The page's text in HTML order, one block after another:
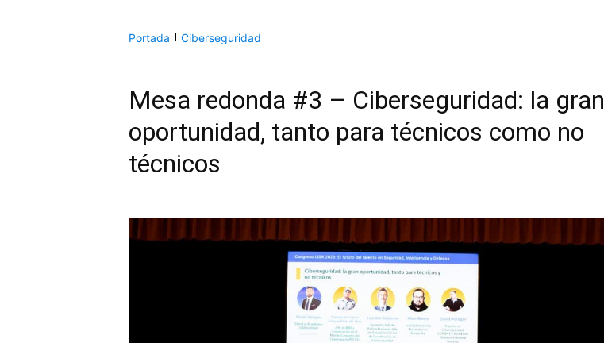
Portada Ciberseguridad
Mesa redonda #3 – Ciberseguridad: la gran
oportunidad, tanto para técnicos como no
técnicos